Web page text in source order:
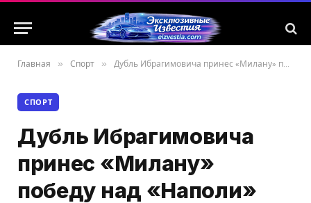
Главная » Спорт » Дубль Ибрагимовича принес «Милану» победу над «Наполи»
СПОРТ
Дубль Ибрагимовича
принес «Милану»
победу над «Наполи»